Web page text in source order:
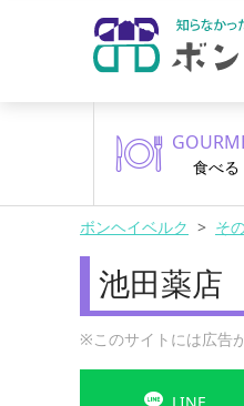
食べる
ボンヘイベルク そ
池田薬店
※このサイトには広告